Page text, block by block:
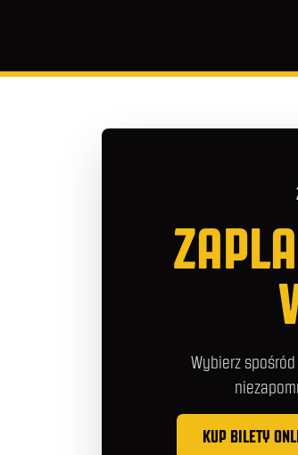
Wybierz
KUP BILETY